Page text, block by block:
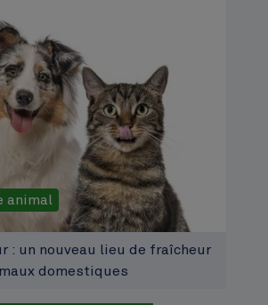
animal
: un nouveau lieu de fraîcheur
domestiques